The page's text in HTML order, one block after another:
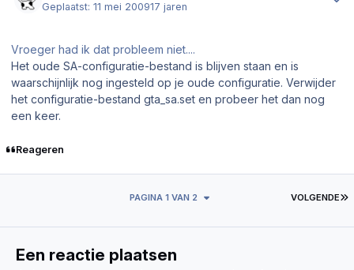
Geplaatst:11 mei 200917 jaren
Vroeger had ik dat probleem niet....
Het oude SA-configuratie-bestand is blijven staan en is
waarschijnlijk nog ingesteld op je oude configuratie. Verwijder
het configuratie-bestand gta_sa.set en probeer het dan nog
een keer.
Reageren
VOLGENDE
PAGINA 1 VAN 2
Een reactie plaatsen